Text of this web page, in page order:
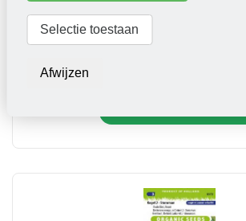
Selectie toestaan
Afwijzen
Klaproos, grote of gewone, rood